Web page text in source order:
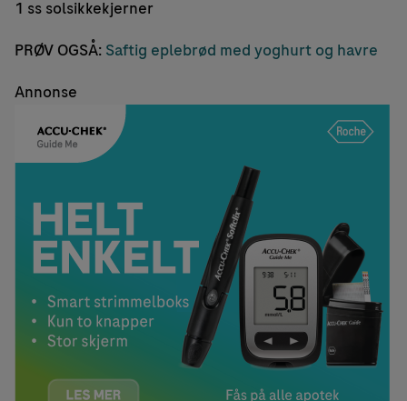
1 ss solsikkekjerner
PRØV OGSÅ: Saftig eplebrød med yoghurt og havre
Annonse